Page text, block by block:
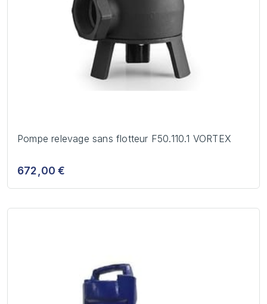
Pompe relevage sans flotteur F50.110.1 VORTEX
672,00 €